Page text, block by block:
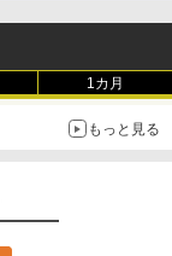
1カ月
もっと見る